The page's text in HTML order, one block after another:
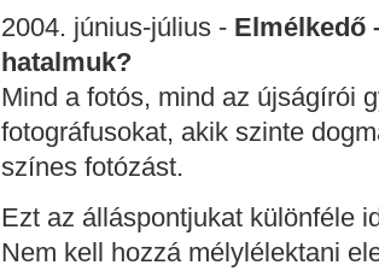
2004. június-július - Elmélkedő
hatalmuk?
Mind a fotós, mind az újságírói
fotográfusokat, akik szinte
színes fotózást.
Ezt az álláspontjukat különféle
Nem kell hozzá mélylélektani